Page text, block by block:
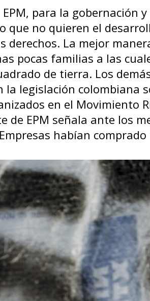
EPM, para la
que no quieren el
derechos. La mejor
pocas familias a las
de tierra. Los
la legislación colombiana
en el Movimiento
de EPM señala ante los
habían